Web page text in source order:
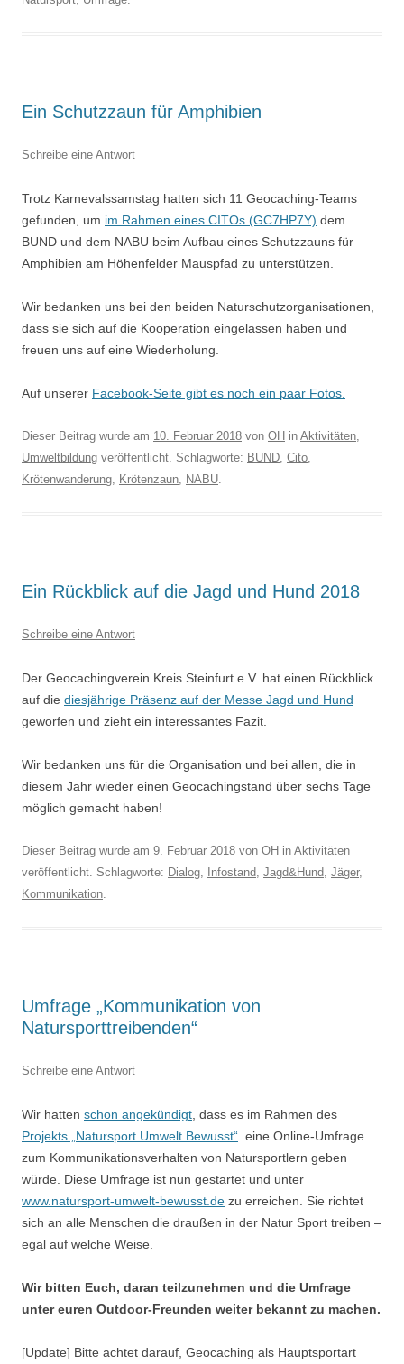
Ein Schutzzaun für Amphibien
Schreibe eine Antwort
Trotz Karnevalssamstag hatten sich 11 Geocaching-Teams
gefunden, um im Rahmen eines CITOs (GC7HP7Y) dem
BUND und dem NABU beim Aufbau eines Schutzzauns für
Amphibien am Höhenfelder Mauspfad zu unterstützen.
Wir bedanken uns bei den beiden Naturschutzorganisationen,
dass sie sich auf die Kooperation eingelassen haben und
freuen uns auf eine Wiederholung.
Auf unserer Facebook-Seite gibt es noch ein paar Fotos.
Dieser Beitrag wurde am 10. Februar 2018 von OH in Aktivitäten,
Umweltbildung veröffentlicht. Schlagworte: BUND, Cito,
Krötenwanderung, Krötenzaun, NABU.
Ein Rückblick auf die Jagd und Hund 2018
Schreibe eine Antwort
Der Geocachingverein Kreis Steinfurt e.V. hat einen Rückblick
auf die diesjährige Präsenz auf der Messe Jagd und Hund
geworfen und zieht ein interessantes Fazit.
Wir bedanken uns für die Organisation und bei allen, die in
diesem Jahr wieder einen Geocachingstand über sechs Tage
möglich gemacht haben!
Dieser Beitrag wurde am 9. Februar 2018 von OH in Aktivitäten
veröffentlicht. Schlagworte: Dialog, Infostand, Jagd&Hund, Jäger,
Kommunikation.
Umfrage „Kommunikation von
Natursporttreibenden“
Schreibe eine Antwort
Wir hatten schon angekündigt, dass es im Rahmen des
Projekts „Natursport.Umwelt.Bewusst“ eine Online-Umfrage
zum Kommunikationsverhalten von Natursportlern geben
würde. Diese Umfrage ist nun gestartet und unter
www.natursport-umwelt-bewusst.de zu erreichen. Sie richtet
sich an alle Menschen die draußen in der Natur Sport treiben –
egal auf welche Weise.
Wir bitten Euch, daran teilzunehmen und die Umfrage
unter euren Outdoor-Freunden weiter bekannt zu machen.
[Update] Bitte achtet darauf, Geocaching als Hauptsportart